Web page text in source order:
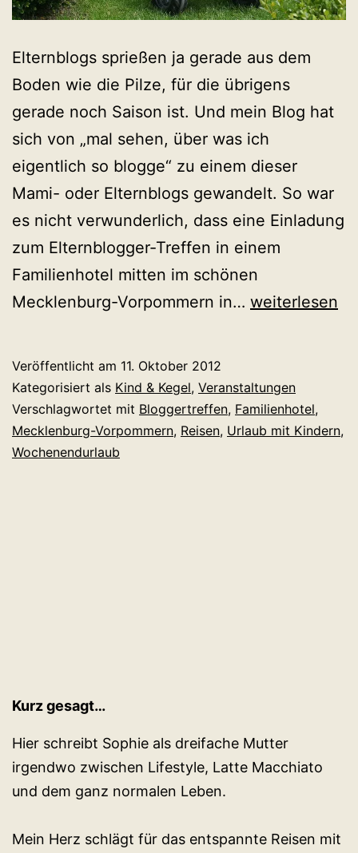
Elternblogs sprießen ja gerade aus dem
Boden wie die Pilze, für die übrigens
gerade noch Saison ist. Und mein Blog hat
sich von „mal sehen, über was ich
eigentlich so blogge“ zu einem dieser
Mami- oder Elternblogs gewandelt. So war
es nicht verwunderlich, dass eine Einladung
zum Elternblogger-Treffen in einem
Familienhotel mitten im schönen
Mecklenburg-Vorpommern in… Mit
Windeln
und
Babybrei?
weiterlesen
Veröffentlicht am 11. Oktober 2012
Kategorisiert als Kind & Kegel, Veranstaltungen
Verschlagwortet mit Bloggertreffen, Familienhotel,
Mecklenburg-Vorpommern, Reisen, Urlaub mit Kindern,
Wochenendurlaub
Kurz gesagt…
Hier schreibt Sophie als dreifache Mutter
irgendwo zwischen Lifestyle, Latte Macchiato
und dem ganz normalen Leben.
Mein Herz schlägt für das entspannte Reisen mit